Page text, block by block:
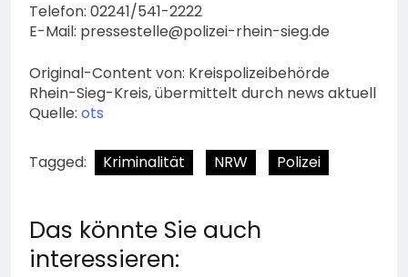
Telefon: 02241/541-2222
E-Mail: pressestelle@polizei-rhein-sieg.de
Original-Content von: Kreispolizeibehörde
Rhein-Sieg-Kreis, übermittelt durch news aktuell
Quelle: ots
Tagged: Kriminalität NRW Polizei
Das könnte Sie auch
interessieren: